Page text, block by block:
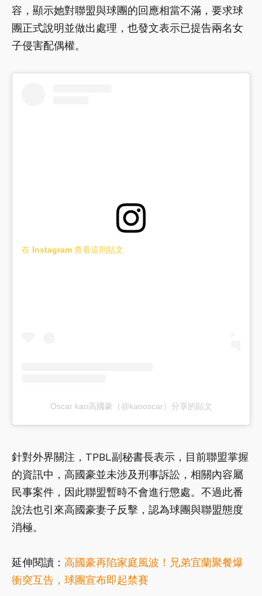
容，顯示她對聯盟與球團的回應相當不滿，要求球
團正式說明並做出處理，也發文表示已提告兩名女
子侵害配偶權。
在 Instagram 查看這則貼文
Oscar kao高國豪（@kaooscar）分享的貼文
針對外界關注，TPBL副秘書長表示，目前聯盟掌握
的資訊中，高國豪並未涉及刑事訴訟，相關內容屬
民事案件，因此聯盟暫時不會進行懲處。不過此番
說法也引來高國豪妻子反擊，認為球團與聯盟態度
消極。
延伸閱讀： 高國豪再陷家庭風波！兄弟宜蘭聚餐爆
衝突互告，球團宣布即起禁賽